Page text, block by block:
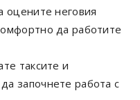
оцените неговия
да работите
таксите и
започнете работа с